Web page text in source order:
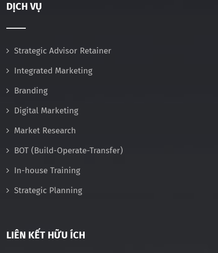
DỊCH VỤ
Strategic Advisor Retainer
Integrated Marketing
Branding
Digital Marketing
Market Research
BOT (Build-Operate-Transfer)
In-house Training
Strategic Planning
LIÊN KẾT HỮU ÍCH